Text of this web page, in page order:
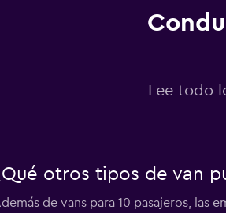
5 puntos de arriendo
Lee todo
otros tipos de van
de vans para 10 pasajeros, las